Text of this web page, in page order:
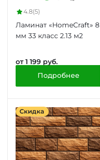
4.8(5)
Ламинат «HomeCraft» 8
мм 33 класс 2.13 м2
от 1 199 руб.
Подробнее
Скидка